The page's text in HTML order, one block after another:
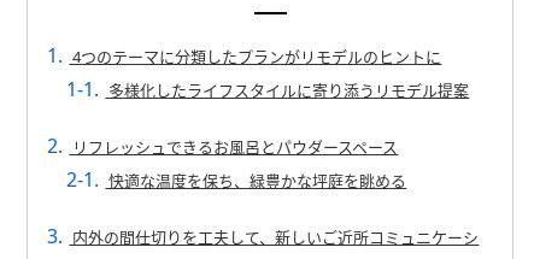
4つのテーマに分類したプランがリモデルのヒントに
多様化したライフスタイルに寄り添うリモデル提案
リフレッシュできるお風呂とパウダースペース
快適な温度を保ち、緑豊かな坪庭を眺める
内外の間仕切りを工夫して、新しいご近所コミュニケーシ